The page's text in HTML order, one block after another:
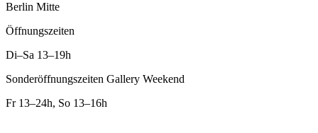
Berlin Mitte
Öffnungszeiten
Di–Sa 13–19h
Sonderöffnungszeiten Gallery Weekend
Fr 13–24h, So 13–16h